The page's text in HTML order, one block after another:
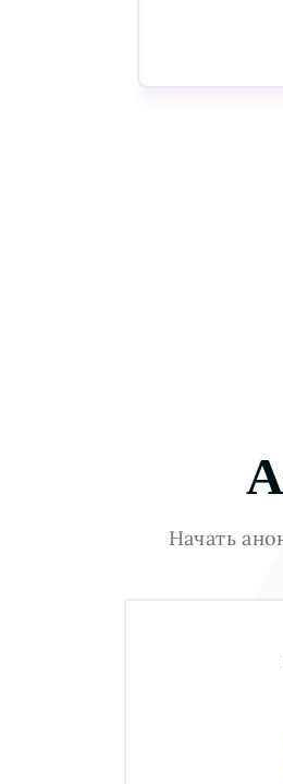
Начать